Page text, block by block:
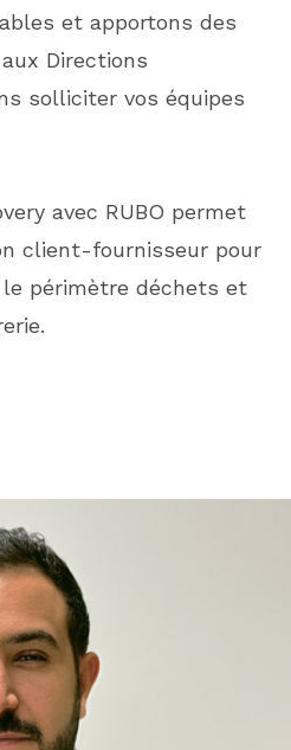
et apportons des
Directions
solliciter vos équipes
avec RUBO permet
client-fournisseur pour
périmètre déchets et